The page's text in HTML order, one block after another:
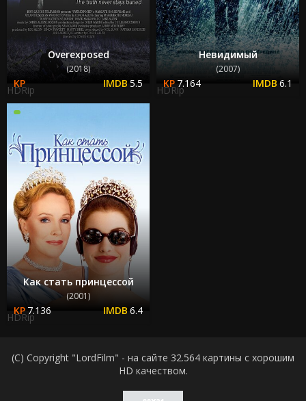
Overexposed
(2018)
5.5
HDRip
Невидимый
(2007)
7.164 6.1
HDRip
Как стать принцессой
(2001)
7.136 6.4
HDRip
(C) Copyright "LordFilm" - на сайте 32.564 картины с хорошим
HD качеством.